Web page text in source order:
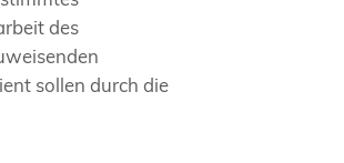
des
sollen durch die